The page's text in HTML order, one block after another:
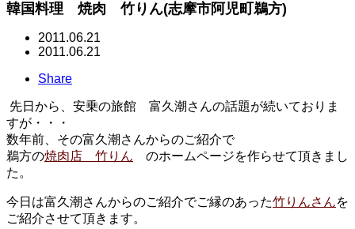
韓国料理 焼肉 竹りん(志摩市阿児町鵜方)
2011.06.21
2011.06.21
Share
先日から、安乗の旅館 富久潮さんの話題が続いておりま
すが・・・
数年前、その富久潮さんからのご紹介で
鵜方の焼肉店 竹りん のホームページを作らせて頂きまし
た。
今日は富久潮さんからのご紹介でご縁のあった竹りんさんを
ご紹介させて頂きます。